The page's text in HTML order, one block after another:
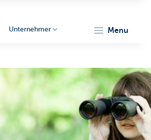
Unternehmer menu